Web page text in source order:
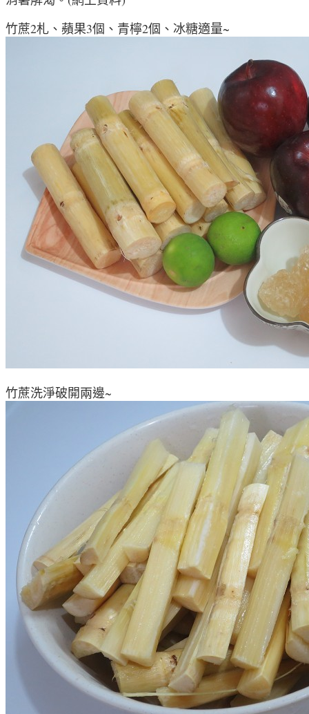
竹蔗2札、蘋果3個、青檸2個、冰糖適量~
竹蔗洗淨破開兩邊~